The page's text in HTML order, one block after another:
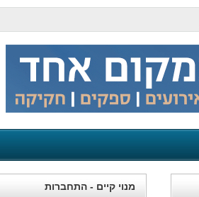
מנוי קיים - התחברות